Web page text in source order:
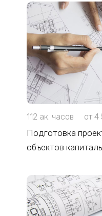
112 ак. часов от
Подготовка
объектов